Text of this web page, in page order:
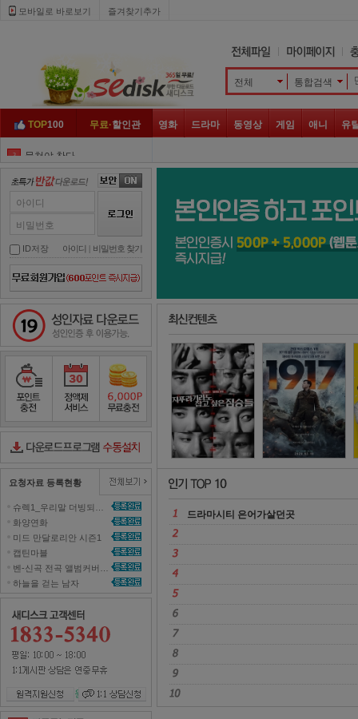
모바일로 바로보기 즐겨찾기추가
전체 통합검색
TOP100 무료·할인관 영화 드라마 동영상 게임 애니 유
3 뭉쳐야 찬다
아는 형님
복면가왕
정글의 법칙
7 슈퍼맨이 돌아왔다
9 대탈출
10 미운
1 런닝맨
아이디
비밀번호
ID저장 아이디 | 비밀번호 찾기
포인트충전 정액제서비스포인트무료충전
다운로드컨트롤러수동설치
요청자료 등록현황
화양연화
미드 만달로리안 시즌1
캡틴마블
하늘을 걷는 남자
원격지원신청 1대1 상담신청
드라마시티 은어가살던곳